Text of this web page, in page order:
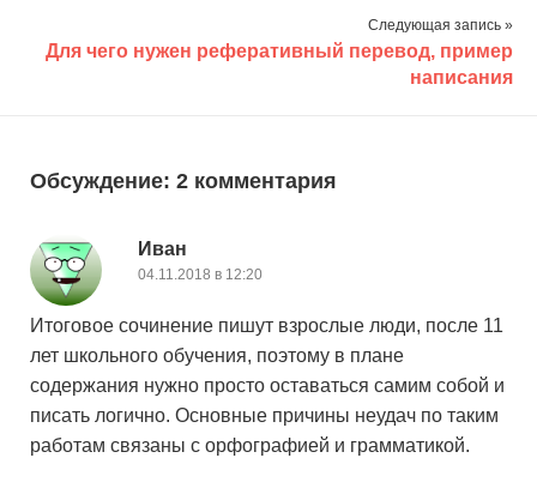
Следующая запись »
Для чего нужен реферативный перевод, пример
написания
Обсуждение: 2 комментария
Иван
04.11.2018 в 12:20
Итоговое сочинение пишут взрослые люди, после 11
лет школьного обучения, поэтому в плане
содержания нужно просто оставаться самим собой и
писать логично. Основные причины неудач по таким
работам связаны с орфографией и грамматикой.